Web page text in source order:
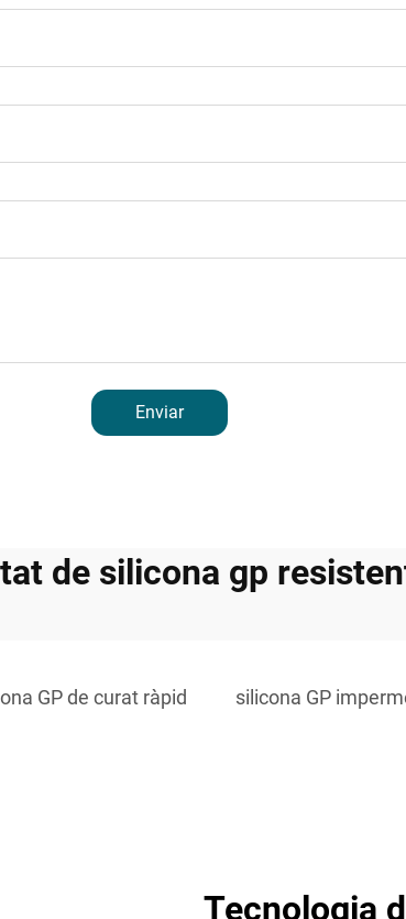
Enviar
de silicona gp
GP de curat ràpid silicona GP
Tecnologia